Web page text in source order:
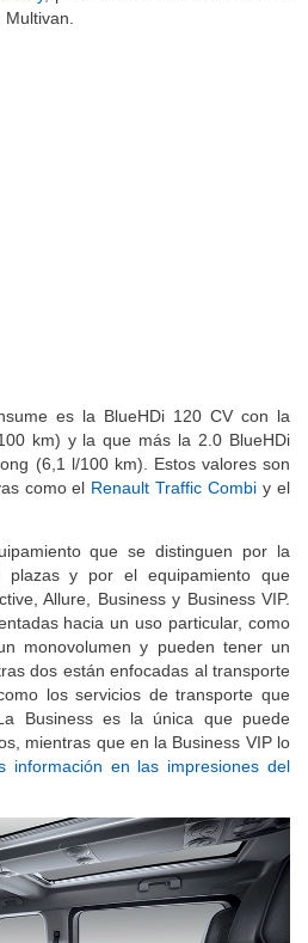
, pero similar al de un rival más
es la BlueHDi 120 CV con la
km) y la que más la 2.0 BlueHDi
(6,1 l/100 km). Estos valores son
como el
que se distinguen por la
plazas y por el equipamiento que
Allure, Business y Business VIP.
hacia un uso particular, como
monovolumen y pueden tener un
dos están enfocadas al transporte
los servicios de transporte que
Business es la única que puede
mientras que en la Business VIP lo